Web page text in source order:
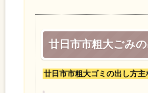
廿日市市粗大ごみ
廿日市市粗大ゴミの出し方